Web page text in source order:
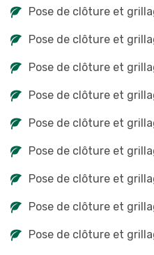
Pose de clôture et
Pose de clôture et
Pose de clôture et
Pose de clôture et
Pose de clôture et
Pose de clôture et
Pose de clôture et
Pose de clôture et
Pose de clôture et